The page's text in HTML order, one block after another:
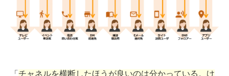
「 チャネルを横断したほうが良いのは分かっている。け